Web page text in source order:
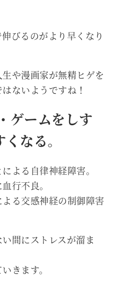
びるのがより早くなり
や漫画家が無精ヒゲを
ないようですね！
ゲームをしす
なる。
よる自律神経障害。
行不良。
る交感神経の制御障害
間にストレスが溜ま
きます。